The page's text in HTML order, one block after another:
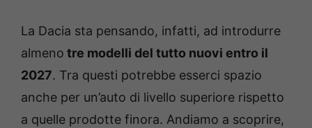
La Dacia sta pensando, infatti, ad introdurre
almeno tre modelli del tutto nuovi entro il
2027. Tra questi potrebbe esserci spazio
anche per un’auto di livello superiore rispetto
a quelle prodotte finora. Andiamo a scoprire,